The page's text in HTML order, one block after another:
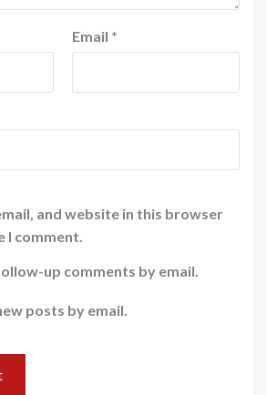
Email *
and website in this browser
I comment.
up comments by email.
posts by email.